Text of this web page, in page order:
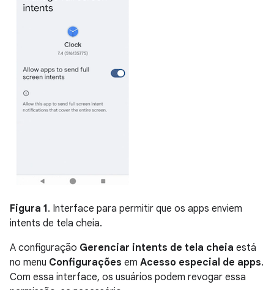
Figura 1. Interface para permitir que os apps enviem
intents de tela cheia.
A configuração Gerenciar intents de tela cheia está
no menu Configurações em Acesso especial de apps.
Com essa interface, os usuários podem revogar essa